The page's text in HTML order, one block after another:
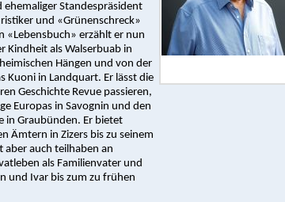
Standespräsident
und «Grünenschreck»
«Lebensbuch» erzählt er nun
Kindheit als Walserbuab in
Hängen und von der
Kuoni in Landquart. Er lässt die
Geschichte Revue passieren,
Europas in Savognin und den
in Graubünden. Er bietet
Ämtern in Zizers bis zu seinem
aber auch teilhaben an
als Familienvater und
und Ivar bis zum zu frühen